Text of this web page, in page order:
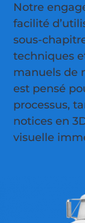
Notre
facilité
sous-
techniques
manuels de
est pensé
processus,
notices en
visuelle